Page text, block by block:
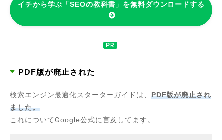
イチから学ぶ「SEOの教科書」を無料ダウンロードする
PDF版が廃止された
検索エンジン最適化スターターガイドは、 PDF版が廃止され
ました。
これについてGoogle公式に言及してます。